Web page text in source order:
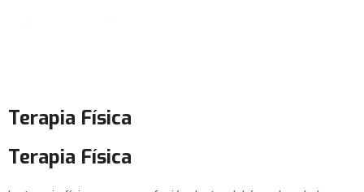
Terapia Física
Terapia Física